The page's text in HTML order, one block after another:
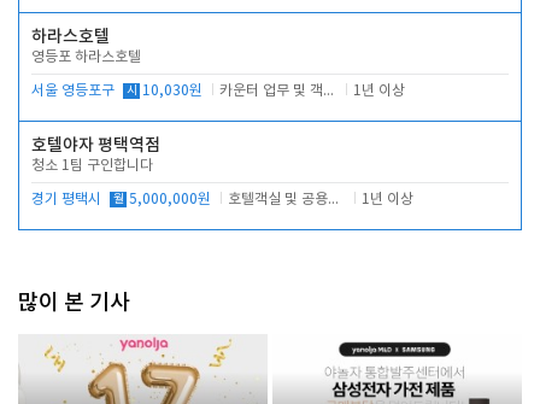
하라스호텔
영등포 하라스호텔
서울 영등포구 시 10,030원 카운터 업무 및 객실관리(청소상태 확인, 객실판매) 1년 이상
호텔야자 평택역점
청소 1팀 구인합니다
경기 평택시 월 5,000,000원 호텔객실 및 공용시설 청소 관리 1년 이상
많이 본 기사